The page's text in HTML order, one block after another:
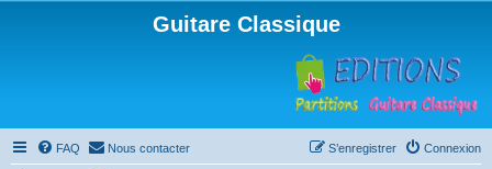
Guitare Classique
FAQ Nous contacter Connexion
S’enregistrer